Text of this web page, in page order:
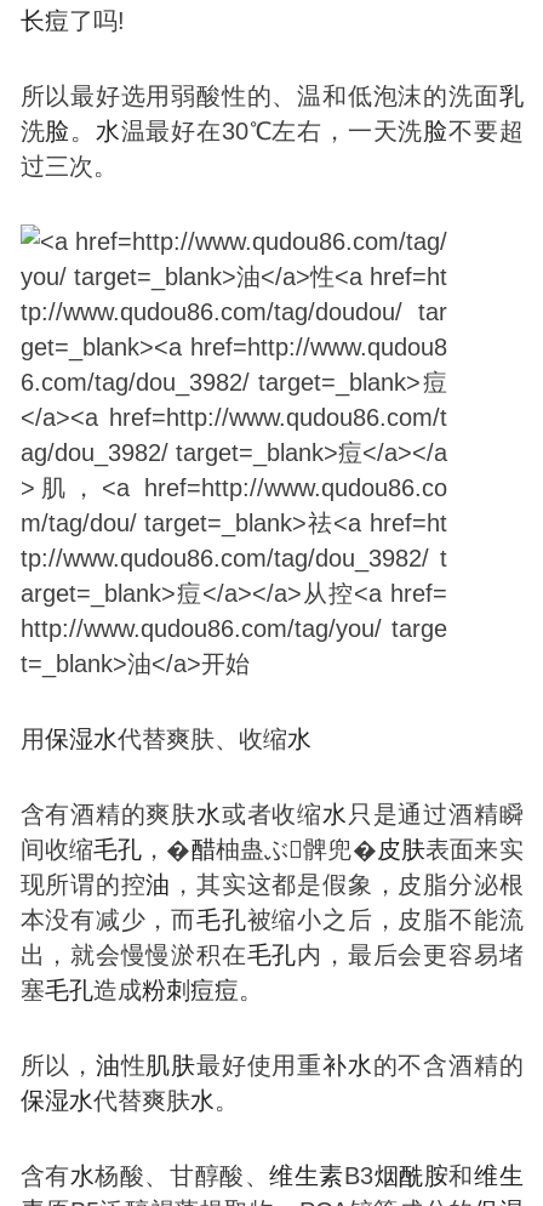
长痘了吗!
所以最好选用弱酸性的、温和低泡沫的洗面乳
洗脸。 水温最好在30℃左右，一天洗脸不要超
过三次。
用保湿水代替爽肤、收缩水
含有酒精的爽肤水或者收缩水 只是通过酒精瞬
间收缩毛孔 ，�醋柚蛊ぶ髀兜�皮肤表面来实
现所谓的控油 ，其实这都是假象，皮脂分泌根
本没有减少，而毛孔被缩小之后，皮脂不能流
出，就会慢慢淤积在毛孔内，最后会更容易堵
塞毛孔造成粉刺痘痘。
所以， 油性肌肤最好使用重补水的不含酒精的
保湿水代替爽肤水。
含有水杨酸、甘醇酸、维生素B3烟酰胺和维生